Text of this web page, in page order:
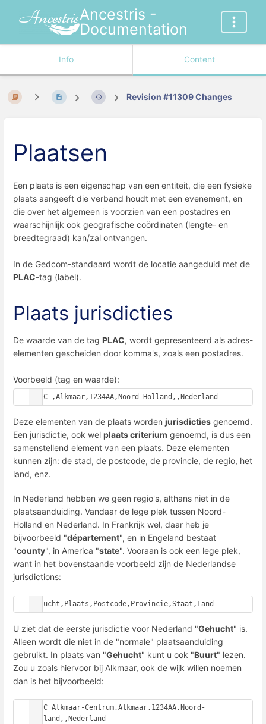
Ancestris -
Documentation
Info Content
Revision #11309 Changes
Plaatsen
Een plaats is een eigenschap van een entiteit, die een fysieke
plaats aangeeft die verband houdt met een evenement, en
die over het algemeen is voorzien van een postadres en
waarschijnlijk ook geografische coördinaten (lengte- en
breedtegraad) kan/zal ontvangen.
In de Gedcom-standaard wordt de locatie aangeduid met de
PLAC-tag (label).
Plaats jurisdicties
De waarde van de tag PLAC, wordt gepresenteerd als adres-
elementen gescheiden door komma's, zoals een postadres.
Voorbeeld (tag en waarde):
PLAC ,Alkmaar,1234AA,Noord-Holland,,Nederland
Deze elementen van de plaats worden jurisdicties genoemd.
Een jurisdictie, ook wel plaats criterium genoemd, is dus een
samenstellend element van een plaats. Deze elementen
kunnen zijn: de stad, de postcode, de provincie, de regio, het
land, enz.
In Nederland hebben we geen regio's, althans niet in de
plaatsaanduiding. Vandaar de lege plek tussen Noord-
Holland en Nederland. In Frankrijk wel, daar heb je
bijvoorbeeld "département", en in Engeland bestaat
"county", in America "state". Vooraan is ook een lege plek,
want in het bovenstaande voorbeeld zijn de Nederlandse
jurisdictions:
Gehucht,Plaats,Postcode,Provincie,Staat,Land
U ziet dat de eerste jurisdictie voor Nederland "Gehucht" is.
Alleen wordt die niet in de "normale" plaatsaanduiding
gebruikt. In plaats van "Gehucht" kunt u ook "Buurt" lezen.
Zou u zoals hiervoor bij Alkmaar, ook de wijk willen noemen
dan is het bijvoorbeeld:
PLAC Alkmaar-Centrum,Alkmaar,1234AA,Noord-
Holland,,Nederland